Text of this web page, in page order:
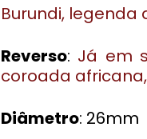
Burundi, legenda
Reverso: Já em
coroada
Diâmetro: 26mm